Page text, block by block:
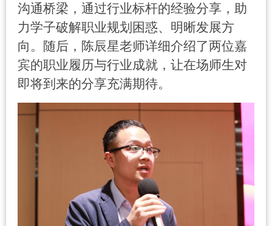
沟通桥梁，通过行业标杆的经验分享，助
力学子破解职业规划困惑、明晰发展方
向。随后，陈辰星老师详细介绍了两位嘉
宾的职业履历与行业成就，让在场师生对
即将到来的分享充满期待。